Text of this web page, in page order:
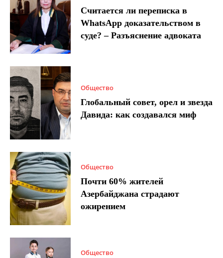
Считается ли переписка в
WhatsApp доказательством в
суде? – Разъяснение адвоката
Общество
Глобальный совет, орел и звезда
Давида: как создавался миф
Общество
Почти 60% жителей
Азербайджана страдают
ожирением
Общество